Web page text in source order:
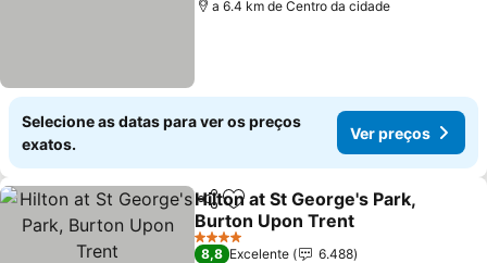
a 6.4 km de Centro da cidade
Selecione as datas para ver os preços
exatos.
Ver preços
PartilharAdicionar aos favoritos
Hilton at St George's Park,
Burton Upon Trent
4 Estrelas
8,8 Excelente
6.488